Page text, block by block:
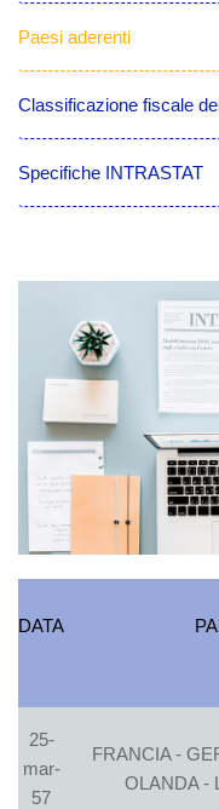
Paesi aderenti
Classificazione fiscale
Specifiche INTRASTAT
DATA
25-
mar-
57
FRANCIA -
OLANDA -